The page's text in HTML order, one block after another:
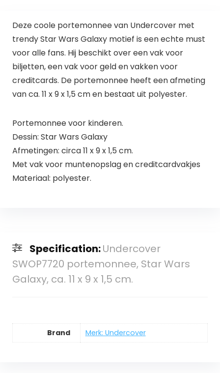
Deze coole portemonnee van Undercover met
trendy Star Wars Galaxy motief is een echte must
voor alle fans. Hij beschikt over een vak voor
biljetten, een vak voor geld en vakken voor
creditcards. De portemonnee heeft een afmeting
van ca. 11 x 9 x 1,5 cm en bestaat uit polyester.
Portemonnee voor kinderen.
Dessin: Star Wars Galaxy
Afmetingen: circa 11 x 9 x 1,5 cm.
Met vak voor muntenopslag en creditcardvakjes
Materiaal: polyester.
Specification:Undercover
SWOP7720 portemonnee, Star Wars
Galaxy, ca. 11 x 9 x 1,5 cm.
Brand Merk: Undercover